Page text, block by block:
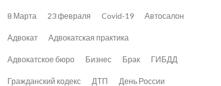
8 Марта 23 февраля Covid-19 Автосалон
Адвокат Адвокатская практика
Адвокатское бюро Бизнес Брак ГИБДД
Гражданский кодекс ДТП День России